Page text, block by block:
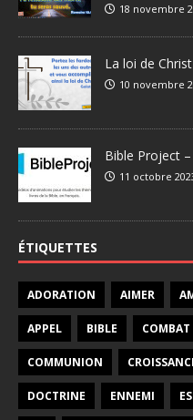
18 novembre
La loi de Christ
10 novembre
Bible Project
11 octobre
ÉTIQUETTES
ADORATION AIMER
APPEL BIBLE
COMMUNION
DOCTRINE ENNEMI